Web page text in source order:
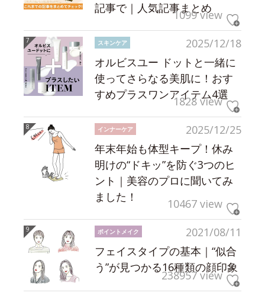
記事で｜人気記事まとめ
1099 view
2025/12/18
スキンケア
オルビスユー ドットと一緒に
使ってさらなる美肌に！おす
すめプラスワンアイテム4選
1828 view
2025/12/25
インナーケア
年末年始も体型キープ！休み
明けの“ドキッ”を防ぐ3つのヒ
ント｜美容のプロに聞いてみ
ました！
10467 view
2021/08/11
ポイントメイク
フェイスタイプの基本｜“似合
う”が見つかる16種類の顔印象
238957 view